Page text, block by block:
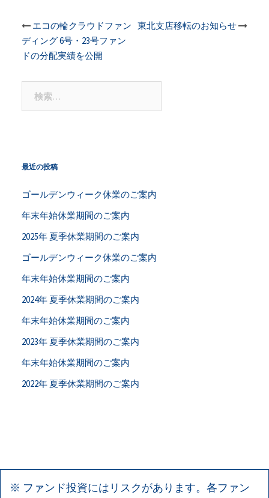
投
稿
ナ
ビ
ー
シ
ョ
ン
エコの輪クラウドファン
ディング 6号・23号ファン
ドの分配実績を公開
東北支店移転のお知らせ
最近の投稿
ゴールデンウィーク休業のご案内
年末年始休業期間のご案内
2025年 夏季休業期間のご案内
ゴールデンウィーク休業のご案内
年末年始休業期間のご案内
2024年 夏季休業期間のご案内
年末年始休業期間のご案内
2023年 夏季休業期間のご案内
年末年始休業期間のご案内
2022年 夏季休業期間のご案内
※ ファンド投資にはリスクがあります。各ファン